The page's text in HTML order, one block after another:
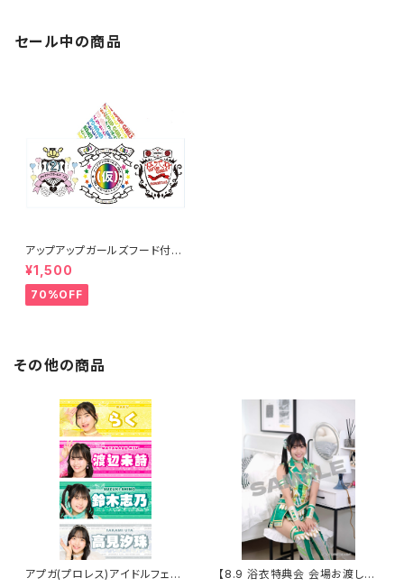
セール中の商品
アップアップガールズフード付き
タオル
¥1,500
70%OFF
その他の商品
アプガ(プロレス)アイドルフェイ
【8.9 浴衣特典会 会場お渡し限